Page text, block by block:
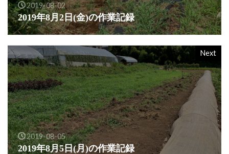
2019-08-02
2019年8月2日(金)の作業記録
Next
2019-08-05
2019年8月5日(月)の作業記録